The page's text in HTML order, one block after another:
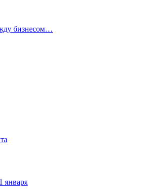
бизнесом…
января